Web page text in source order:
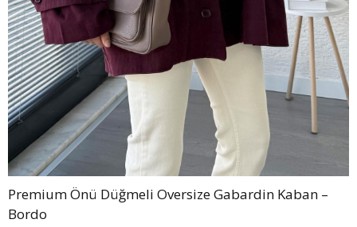
Premium Önü Düğmeli Oversize Gabardin Kaban –
Bordo